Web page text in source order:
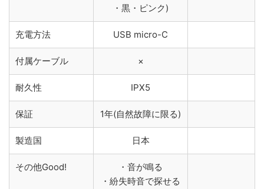
・黒・ピンク)
充電方法 USB micro-C
付属ケーブル ×
耐久性 IPX5
保証 1年(自然故障に限る)
製造国 日本
その他Good!
・音が鳴る
・紛失時音で探せる